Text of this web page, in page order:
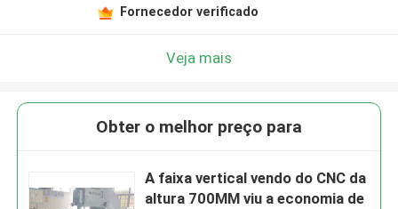
Fornecedor verificado
Veja mais
Obter o melhor preço para
A faixa vertical vendo do CNC da
altura 700MM viu a economia de